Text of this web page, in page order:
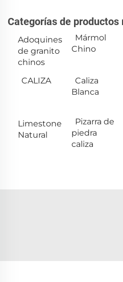
Categorías de productos
Adoquines
de granito
chinos
Mármol
Chino
CALIZA
Caliza
Blanca
Limestone
Natural
Pizarra de
piedra
caliza